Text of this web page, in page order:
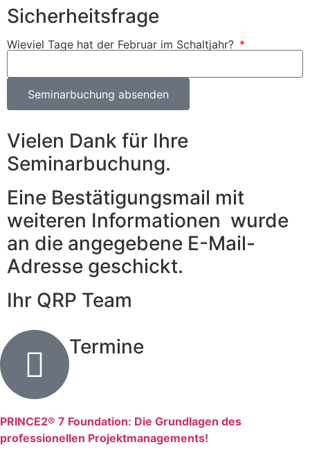
Sicherheitsfrage
Wieviel Tage hat der Februar im Schaltjahr?
Seminarbuchung absenden
Vielen Dank für Ihre
Seminarbuchung.
Eine Bestätigungsmail mit
weiteren Informationen wurde
an die angegebene E-Mail-
Adresse geschickt.
Ihr QRP Team
Termine
PRINCE2® 7 Foundation: Die Grundlagen des
professionellen Projektmanagements!